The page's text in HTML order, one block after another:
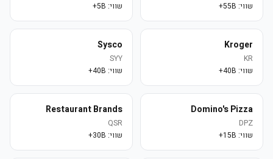
שווי: 55B+
שווי: 5B+
Kroger
KR
שווי: 40B+
Sysco
SYY
שווי: 40B+
Domino's Pizza
DPZ
שווי: 15B+
Restaurant Brands
QSR
שווי: 30B+